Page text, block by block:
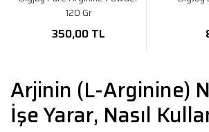
120 Gr
350,00 TL
Arjinin (L-Arginine)
İşe Yarar, Nasıl